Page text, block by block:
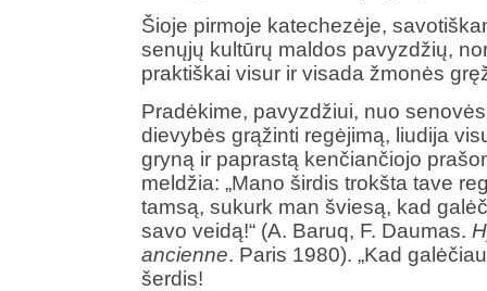
Šioje pirmoje katechezėje,
senųjų kultūrų maldos pavyzdžių,
praktiškai visur ir visada žmonės
Pradėkime, pavyzdžiui, nuo
dievybės grąžinti regėjimą, liudija
gryną ir paprastą kenčiančiojo
meldžia: „Mano širdis trokšta tave
tamsą, sukurk man šviesą, kad
savo veidą!“ (A. Baruq, F. Daumas.
ancienne. Paris 1980). „Kad
šerdis!